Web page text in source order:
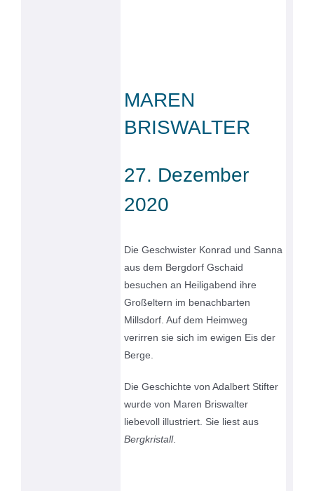
MAREN
BRISWALTER
27. Dezember
2020
Die Geschwister Konrad und Sanna
aus dem Bergdorf Gschaid
besuchen an Heiligabend ihre
Großeltern im benachbarten
Millsdorf. Auf dem Heimweg
verirren sie sich im ewigen Eis der
Berge.
Die Geschichte von Adalbert Stifter
wurde von Maren Briswalter
liebevoll illustriert. Sie liest aus
Bergkristall.